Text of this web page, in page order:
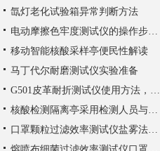
氙灯老化试验箱异常判断方法
电动摩擦色牢度测试仪的操作步骤及应用领域
移动智能核酸采样亭便民性解读
马丁代尔耐磨测试仪实验准备
G501皮革耐折测试仪使用方法，上海千实工程师指导您
核酸检测隔离亭采用检测人员与采样人员分离模式
口罩颗粒过滤效率测试仪盐雾法与油雾法测试原理